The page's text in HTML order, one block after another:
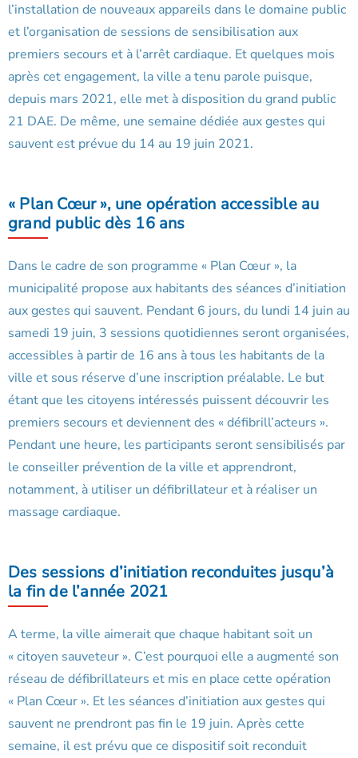
l’installation de nouveaux appareils dans le domaine public
et l’organisation de sessions de sensibilisation aux
premiers secours et à l’arrêt cardiaque. Et quelques mois
après cet engagement, la ville a tenu parole puisque,
depuis mars 2021, elle met à disposition du grand public
21 DAE. De même, une semaine dédiée aux gestes qui
sauvent est prévue du 14 au 19 juin 2021.
« Plan Cœur », une opération accessible au
grand public dès 16 ans
Dans le cadre de son programme « Plan Cœur », la
municipalité propose aux habitants des séances d’initiation
aux gestes qui sauvent. Pendant 6 jours, du lundi 14 juin au
samedi 19 juin, 3 sessions quotidiennes seront organisées,
accessibles à partir de 16 ans à tous les habitants de la
ville et sous réserve d’une inscription préalable. Le but
étant que les citoyens intéressés puissent découvrir les
premiers secours et deviennent des « défibrill’acteurs ».
Pendant une heure, les participants seront sensibilisés par
le conseiller prévention de la ville et apprendront,
notamment, à utiliser un défibrillateur et à réaliser un
massage cardiaque.
Des sessions d’initiation reconduites jusqu’à
la fin de l’année 2021
A terme, la ville aimerait que chaque habitant soit un
« citoyen sauveteur ». C’est pourquoi elle a augmenté son
réseau de défibrillateurs et mis en place cette opération
« Plan Cœur ». Et les séances d’initiation aux gestes qui
sauvent ne prendront pas fin le 19 juin. Après cette
semaine, il est prévu que ce dispositif soit reconduit